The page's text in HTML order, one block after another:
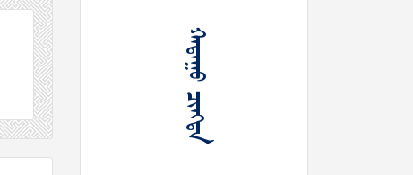
ᠬᠠᠳᠠᠭᠤ ᠴᠢᠩᠳᠠ